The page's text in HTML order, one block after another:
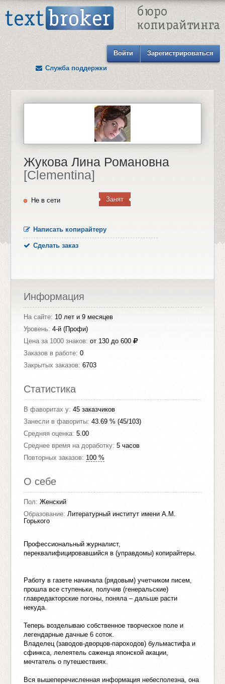
Войти
Зарегистрироваться
Служба поддержки
Жукова Лина Романовна
[Clementina]
Не в сети
Написать копирайтеру
Сделать заказ
Занят
Информация
На сайте: 10 лет и 9 месяцев
Уровень:4-й (Профи)
Цена за 1000 знаков:от 130 до 600
Заказов в работе:0
Закрытых заказов:6703
Статистика
В фаворитах у:45 заказчиков
Занесли в фавориты:43.69 % (45/103)
Средняя оценка:5.00
Среднее время на доработку:5 часов
Повторных заказов: 100 %
О себе
Пол:Женский
Образование: Литературный институт имени А.М.
Горького
Профессиональный журналист,
переквалифицировавшийся в (управдомы) копирайтеры.
Работу в газете начинала (рядовым) учетчиком писем,
прошла все ступеньки, получив (генеральские)
главредакторские погоны, поняла – дальше расти
некуда.
Теперь возделываю собственное творческое поле и
легендарные дачные 6 соток.
Владелец (заводов-дворцов-пароходов) бульмастифа и
сфинкса, лелеятель саженца японской акации,
мечтатель о путешествиях.
Вся вышеперечисленная информация небесполезна, она